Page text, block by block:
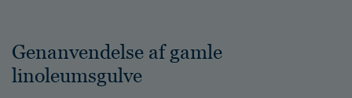
Genanvendelse af gamle
linoleumsgulve